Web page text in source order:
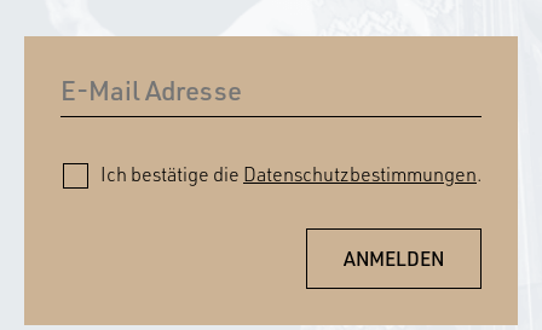
Ich bestätige die Datenschutzbestimmungen.